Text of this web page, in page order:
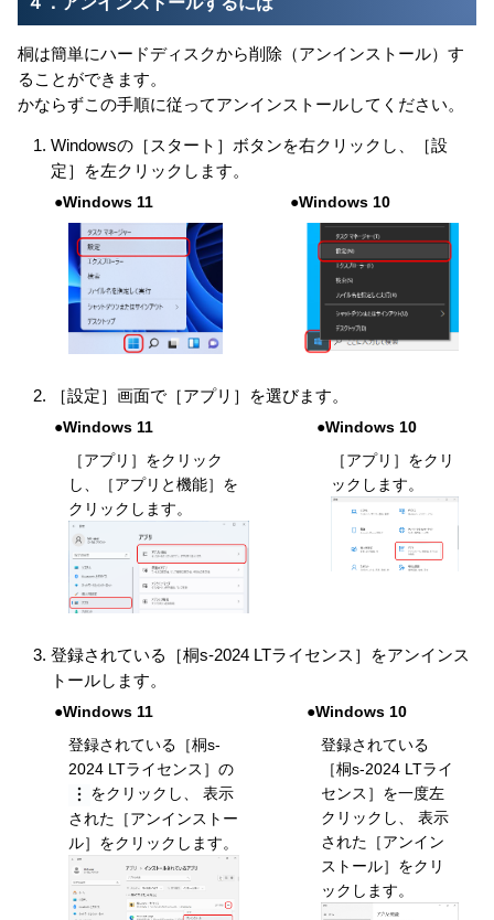
桐は簡単にハードディスクから削除（アンインストール）す
ることができます。
かならずこの手順に従ってアンインストールしてください。
Windowsの［スタート］ボタンを右クリックし、［設
定］を左クリックします。
●Windows 11
●Windows 10
［設定］画面で［アプリ］を選びます。
●Windows 11
●Windows 10
［アプリ］をクリック
し、［アプリと機能］を
クリックします。
［アプリ］をクリ
ックします。
登録されている［桐s-2024 LTライセンス］をアンインス
トールします。
●Windows 11
●Windows 10
登録されている［桐s-
2024 LTライセンス］の
をクリックし、 表示
された［アンインストー
ル］をクリックします。
登録されている
［桐s-2024 LTライ
センス］を一度左
クリックし、 表示
された［アンイン
ストール］をクリ
ックします。